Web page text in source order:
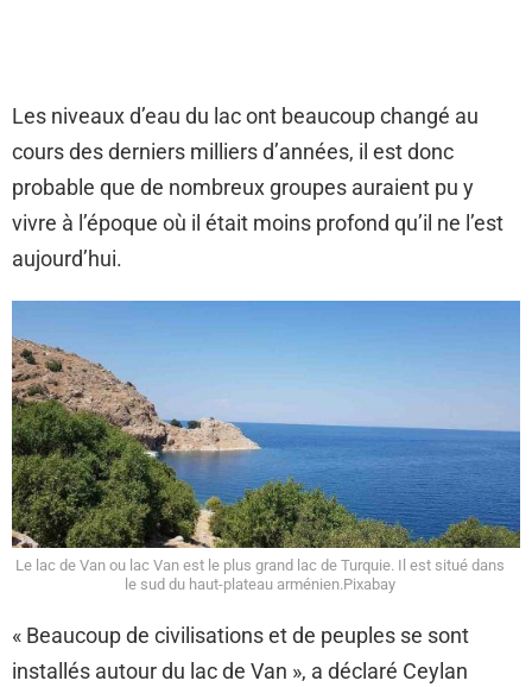
Les niveaux d’eau du lac ont beaucoup changé au
cours des derniers milliers d’années, il est donc
probable que de nombreux groupes auraient pu y
vivre à l’époque où il était moins profond qu’il ne l’est
aujourd’hui.
Le lac de Van ou lac Van est le plus grand lac de Turquie. Il est situé dans
le sud du haut-plateau arménien.Pixabay
« Beaucoup de civilisations et de peuples se sont
installés autour du lac de Van », a déclaré Ceylan